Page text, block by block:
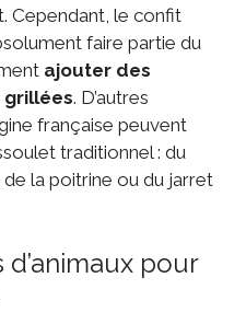
Cependant, le confit
faire partie du
ajouter des
grillées. D’autres
française peuvent
traditionnel : du
de la poitrine ou du jarret
pour